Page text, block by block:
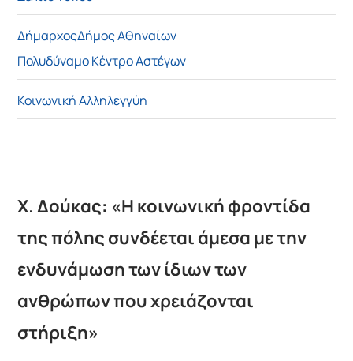
ΔήμαρχοςΔήμος Αθηναίων
Πολυδύναμο Κέντρο Αστέγων
Κοινωνική Αλληλεγγύη
Χ. Δούκας: «Η κοινωνική φροντίδα
της πόλης συνδέεται άμεσα με την
ενδυνάμωση των ίδιων των
ανθρώπων που χρειάζονται
στήριξη»